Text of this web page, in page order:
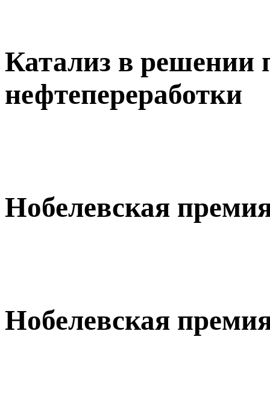
Катализ в решении
нефтепереработки
Нобелевская
Нобелевская